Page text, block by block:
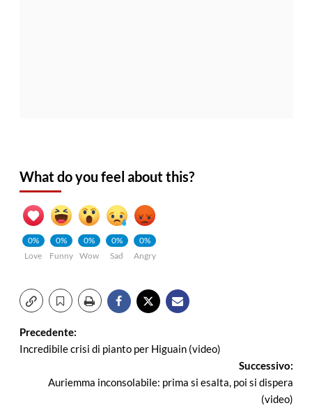
What do you feel about this?
0%
Love
0%
Funny
0%
Wow
0%
Sad
0%
Angry
Navigazione
Precedente:
Incredibile crisi di pianto per Higuain (video)
Successivo:
Auriemma inconsolabile: prima si esalta, poi si dispera
(video)